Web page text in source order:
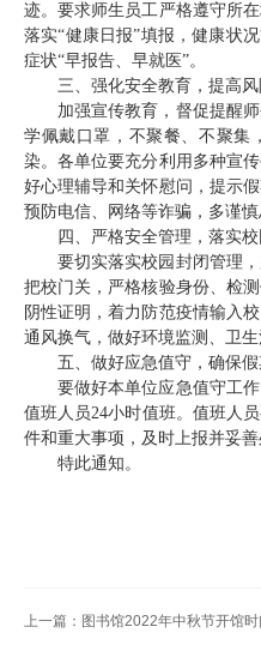
况
机
设
置
才
养
迹。要求师生员工严格遵守所
落实“健康日报”填报，健康状
症状“早报告、早就医”。
三、强化安全教育，提高
加强宣传教育，督促提醒
学佩戴口罩，不聚餐、不聚集
染。各单位要充分利用多种宣
好心理辅导和关怀慰问，提示
预防电信、网络等诈骗，多谨
四、严格安全管理，落实
要切实落实校园封闭管理
把校门关，严格核验身份、检
阴性证明，着力防范疫情输入
通风换气，做好环境监测、卫生
五、做好应急值守，确保
要做好本单位应急值守工
值班人员24小时值班。值班人
件和重大事项，及时上报并妥善
特此通知。
上一篇：图书馆2022年中秋节开馆时